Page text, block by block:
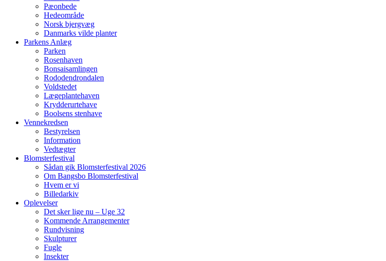
Pæonbede
Hedeområde
Norsk bjergvæg
Danmarks vilde planter
Parkens Anlæg
Parken
Rosenhaven
Bonsaisamlingen
Rododendrondalen
Voldstedet
Lægeplantehaven
Krydderurtehave
Boolsens stenhave
Vennekredsen
Bestyrelsen
Information
Vedtægter
Blomsterfestival
Sådan gik Blomsterfestival 2026
Om Bangsbo Blomsterfestival
Hvem er vi
Billedarkiv
Oplevelser
Det sker lige nu – Uge 32
Kommende Arrangementer
Rundvisning
Skulpturer
Fugle
Insekter